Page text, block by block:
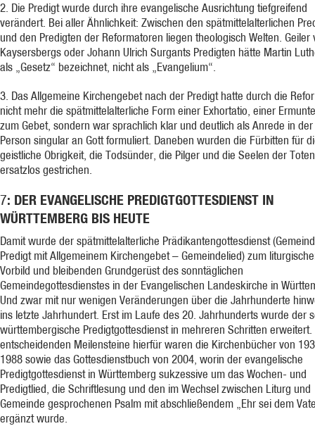
2. Die Predigt wurde durch ihre evangelische Ausrichtung tiefgreifend
verändert. Bei aller Ähnlichkeit: Zwischen den spätmittelalterlichen
und den Predigten der Reformatoren liegen theologisch Welten. Geiler
Kaysersbergs oder Johann Ulrich Surgants Predigten hätte Martin
als „Gesetz“ bezeichnet, nicht als „Evangelium“.
3. Das Allgemeine Kirchengebet nach der Predigt hatte durch die
nicht mehr die spätmittelalterliche Form einer Exhortatio, einer
zum Gebet, sondern war sprachlich klar und deutlich als Anrede in
Person singular an Gott formuliert. Daneben wurden die Fürbitten für
geistliche Obrigkeit, die Todsünder, die Pilger und die Seelen der Toten
ersatzlos gestrichen.
7: DER EVANGELISCHE PREDIGTGOTTESDIENST IN
WÜRTTEMBERG BIS HEUTE
Damit wurde der spätmittelalterliche Prädikantengottesdienst
Predigt mit Allgemeinem Kirchengebet – Gemeindelied) zum
Vorbild und bleibenden Grundgerüst des sonntäglichen
Gemeindegottesdienstes in der Evangelischen Landeskirche in
Und zwar mit nur wenigen Veränderungen über die Jahrhunderte
ins letzte Jahrhundert. Erst im Laufe des 20. Jahrhunderts wurde der
württembergische Predigtgottesdienst in mehreren Schritten erweitert.
entscheidenden Meilensteine hierfür waren die Kirchenbücher von
1988 sowie das Gottesdienstbuch von 2004, worin der evangelische
Predigtgottesdienst in Württemberg sukzessive um das Wochen- und
Predigtlied, die Schriftlesung und den im Wechsel zwischen Liturg und
Gemeinde gesprochenen Psalm mit abschließendem „Ehr sei dem
ergänzt wurde.